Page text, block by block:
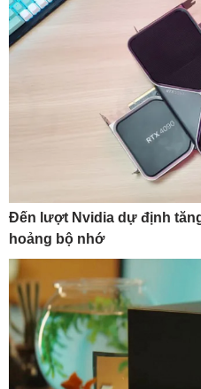
Đến lượt Nvidia dự định
hoảng bộ nhớ